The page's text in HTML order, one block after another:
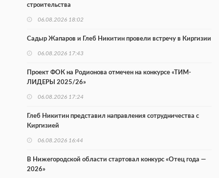
строительства
06.08.2026 18:02
Садыр Жапаров и Глеб Никитин провели встречу в Киргизии
06.08.2026 17:43
Проект ФОК на Родионова отмечен на конкурсе «ТИМ-
ЛИДЕРЫ 2025/26»
06.08.2026 17:24
Глеб Никитин представил направления сотрудничества с
Киргизией
06.08.2026 16:44
В Нижегородской области стартовал конкурс «Отец года —
2026»